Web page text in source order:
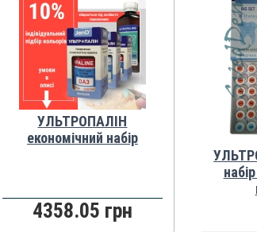
УЛЬТРОПАЛІН
економічний набір
4358.05 грн